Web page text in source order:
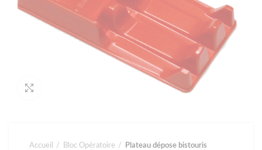
Accueil Bloc Opératoire Plateau dépose bistouris